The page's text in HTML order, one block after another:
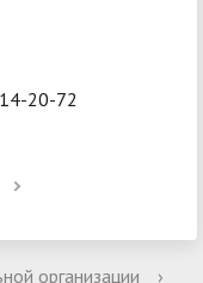
20-72
организации
›